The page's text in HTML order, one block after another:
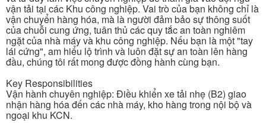
vận tải tại các Khu công nghiệp. Vai trò của bạn không chỉ là
vận chuyển hàng hóa, mà là người đảm bảo sự thông suốt
của chuỗi cung ứng, tuân thủ các quy tắc an toàn nghiêm
ngặt của nhà máy và khu công nghiệp. Nếu bạn là một "tay
lái cứng", am hiểu lộ trình và luôn đặt sự an toàn lên hàng
đầu, chúng tôi rất mong được đồng hành cùng bạn.
Key Responsibilities
Vận hành chuyên nghiệp: Điều khiển xe tải nhẹ (B2) giao
nhận hàng hóa đến các nhà máy, kho hàng trong nội bộ và
ngoại khu KCN.